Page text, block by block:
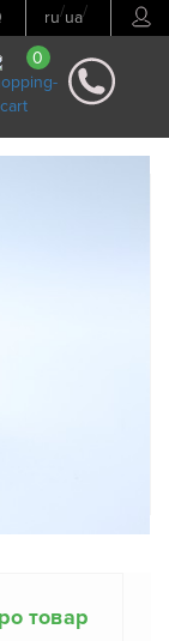
ru/ua/
0
Наступний товар
товар